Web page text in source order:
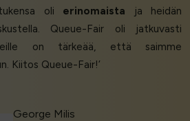
oli erinomaista ja heidän
Queue-Fair oli jatkuvasti
on tärkeää, että saimme
Kiitos Queue-Fair!’
George Milis